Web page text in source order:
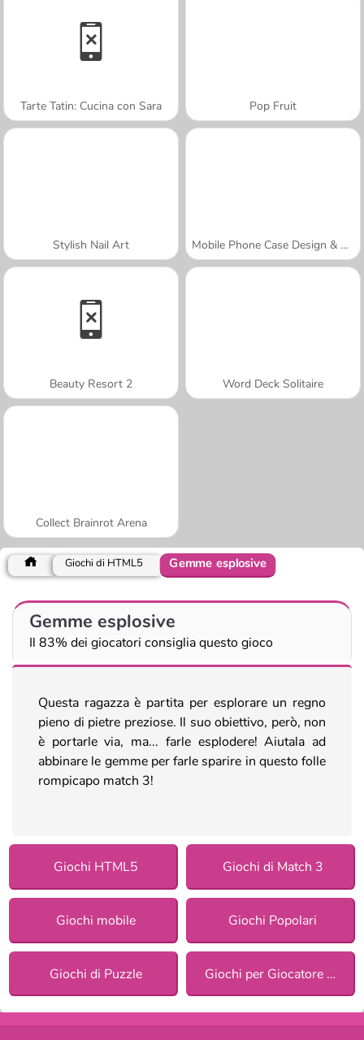
Tarte Tatin: Cucina con Sara Pop Fruit
Stylish Nail Art Mobile Phone Case Design & DIY
Beauty Resort 2 Word Deck Solitaire
Collect Brainrot Arena
Giochi di HTML5 Gemme esplosive
Gemme esplosive
Il 83% dei giocatori consiglia questo gioco
Questa ragazza è partita per esplorare un regno
pieno di pietre preziose. Il suo obiettivo, però, non
è portarle via, ma... farle esplodere! Aiutala ad
abbinare le gemme per farle sparire in questo folle
rompicapo match 3!
Giochi HTML5 Giochi di Match 3
Giochi mobile Giochi Popolari
Giochi di Puzzle Giochi per Giocatore Singolo